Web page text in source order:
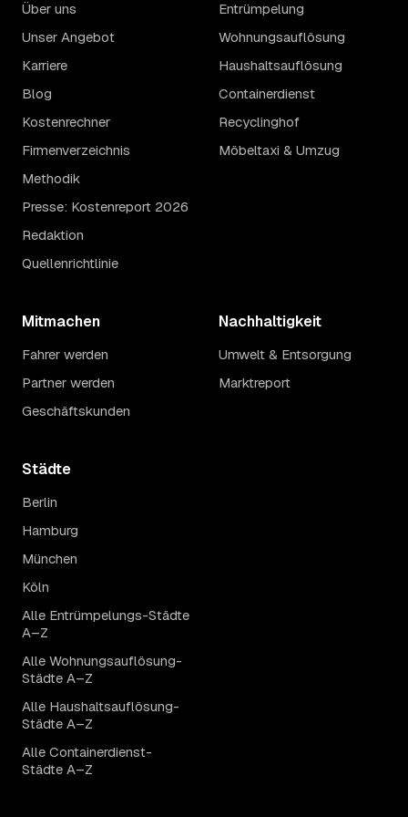
Über uns
Unser Angebot
Karriere
Blog
Kostenrechner
Firmenverzeichnis
Methodik
Presse: Kostenreport 2026
Redaktion
Quellenrichtlinie
Entrümpelung
Wohnungsauflösung
Haushaltsauflösung
Containerdienst
Recyclinghof
Möbeltaxi & Umzug
Mitmachen
Fahrer werden
Partner werden
Geschäftskunden
Nachhaltigkeit
Umwelt & Entsorgung
Marktreport
Städte
Berlin
Hamburg
München
Köln
Alle Entrümpelungs-Städte
A–Z
Alle Wohnungsauflösung-
Städte A–Z
Alle Haushaltsauflösung-
Städte A–Z
Alle Containerdienst-
Städte A–Z